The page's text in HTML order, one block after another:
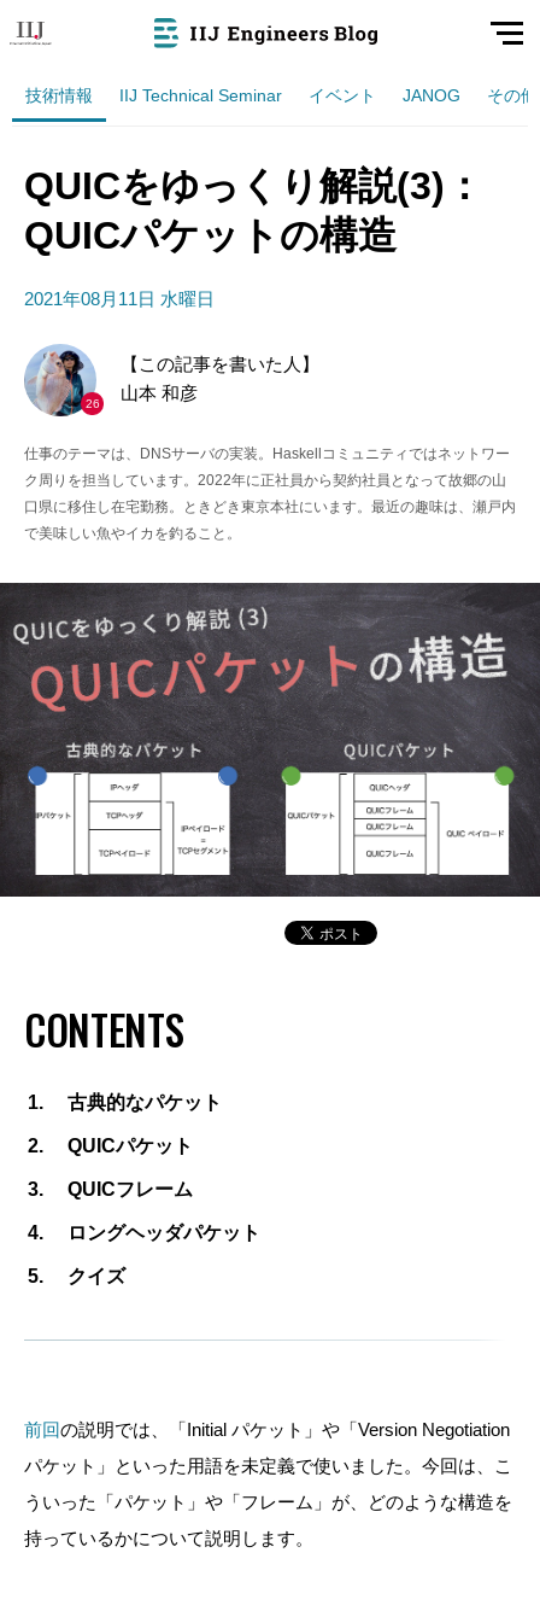
技術情報 IIJ Technical Seminar イベント JANOG その他
QUICをゆっくり解説(3)：
QUICパケットの構造
2021年08月11日 水曜日
26
【この記事を書いた人】
山本 和彦
仕事のテーマは、DNSサーバの実装。Haskellコミュニティではネットワー
ク周りを担当しています。2022年に正社員から契約社員となって故郷の山
口県に移住し在宅勤務。ときどき東京本社にいます。最近の趣味は、瀬戸内
で美味しい魚やイカを釣ること。
CONTENTS
古典的なパケット
QUICパケット
QUICフレーム
ロングヘッダパケット
クイズ
前回の説明では、「Initial パケット」や「Version Negotiation
パケット」といった用語を未定義で使いました。今回は、こ
ういった「パケット」や「フレーム」が、どのような構造を
持っているかについて説明します。